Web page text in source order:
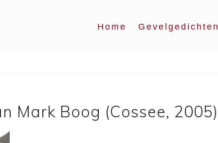
Home Gevelgedichten
Mark Boog (Cossee, 2005)